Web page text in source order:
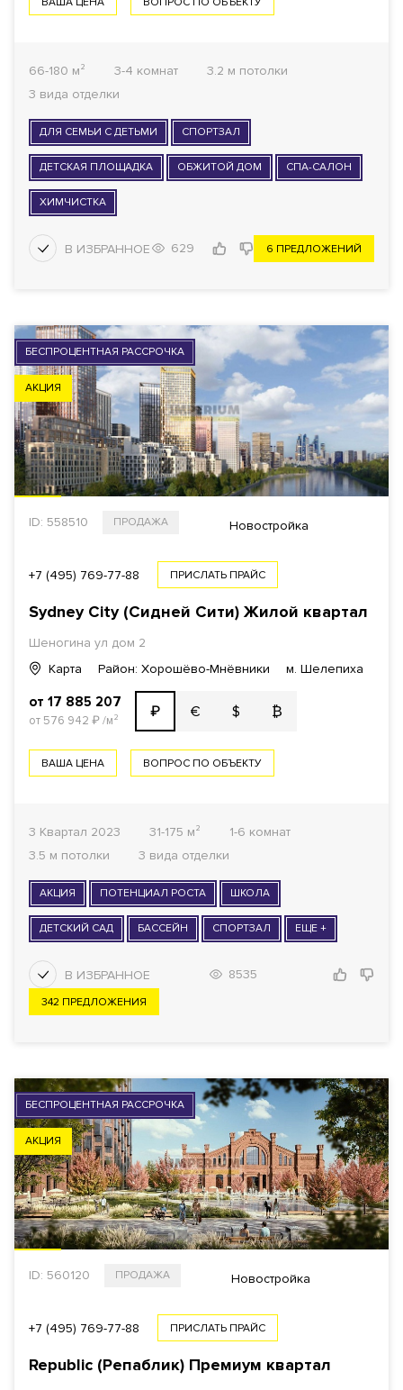
66-180 м² 3-4 комнат
3.2 м потолки
3 вида отделки
ДЛЯ СЕМЬИ С ДЕТЬМИ СПОРТЗАЛ
ДЕТСКАЯ ПЛОЩАДКА ОБЖИТОЙ ДОМ СПА-САЛОН
ХИМЧИСТКА
629 6 ПРЕДЛОЖЕНИЙ
БЕСПРОЦЕНТНАЯ РАССРОЧКА
АКЦИЯ
ID: 558510 ПРОДАЖА Новостройка
+7 (495) 769-77-88 ПРИСЛАТЬ ПРАЙС
Sydney City (Сидней Сити) Жилой квартал
Шеногина ул дом 2
Карта
Район: Хорошёво-Мнёвники м. Шелепиха
от 17 885 207
от 576 942 ₽/м² ₽ € $ ₿
ВАША ЦЕНА ВОПРОС ПО ОБЪЕКТУ
3 Квартал 2023 31-175 м²
1-6 комнат
3.5 м потолки
3 вида отделки
АКЦИЯ ПОТЕНЦИАЛ РОСТА ШКОЛА
ДЕТСКИЙ САД БАССЕЙН СПОРТЗАЛ ЕЩЕ +
8535
342 ПРЕДЛОЖЕНИЯ
БЕСПРОЦЕНТНАЯ РАССРОЧКА
АКЦИЯ
ID: 560120 ПРОДАЖА Новостройка
+7 (495) 769-77-88 ПРИСЛАТЬ ПРАЙС
Republic (Репаблик) Премиум квартал